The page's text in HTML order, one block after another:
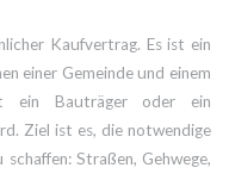
Kaufvertrag. Es ist ein
einer Gemeinde und einem
ein Bauträger oder ein
Ziel ist es, die notwendige
Straßen, Gehwege,